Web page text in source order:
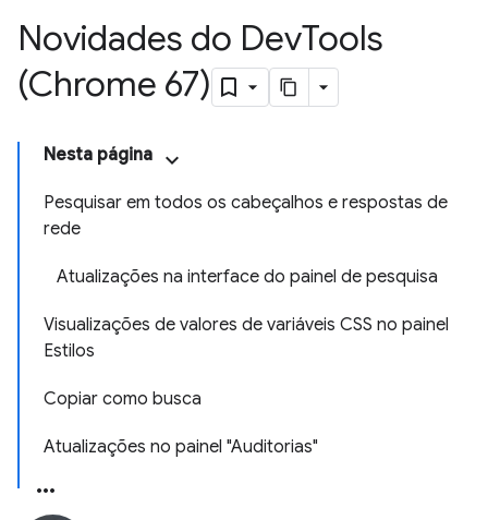
Novidades do DevTools
(Chrome 67)
Nesta página
Pesquisar em todos os cabeçalhos e respostas de
rede
Atualizações na interface do painel de pesquisa
Visualizações de valores de variáveis CSS no painel
Estilos
Copiar como busca
Atualizações no painel "Auditorias"